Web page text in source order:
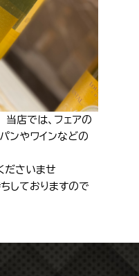
当店では、フェアの
ンやワインなどの
ださいませ
しておりますので